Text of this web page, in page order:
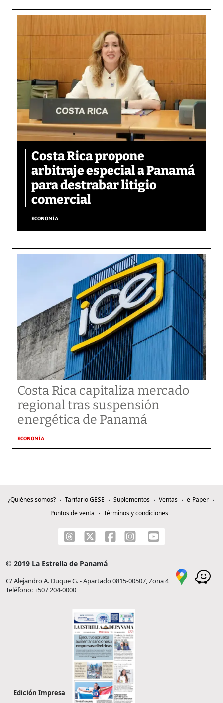
Costa Rica propone
arbitraje especial a Panamá
para destrabar litigio
comercial
ECONOMÍA
Costa Rica capitaliza mercado
regional tras suspensión
energética de Panamá
ECONOMÍA
¿Quiénes somos? Tarifario GESE Suplementos Ventas
e-Paper
Puntos de venta
Términos y condiciones
© 2019 La Estrella de Panamá
C/ Alejandro A. Duque G. - Apartado 0815-00507, Zona 4
Teléfono: +507 204-0000
Edición Impresa